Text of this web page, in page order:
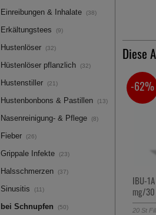
Diese
mg/30 mg Filmtabletten
20St Filmtabletten
-62%
90 ml
Einreibungen & Inhalate (38)
Erkältungstees (9)
Hustenlöser (32)
Hüstenlöser pflanzlich (32)
Hustenstiller (21)
Hustenbonbons & Pastillen (13)
Nasenreinigung- & Pflege (8)
Fieber (26)
Grippale Infekte (23)
Halsschmerzen (37)
Sinusitis (11)
bei Schnupfen (50)